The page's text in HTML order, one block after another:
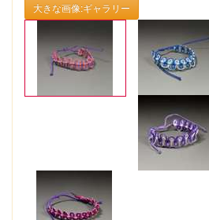
大きな画像:ギャラリー